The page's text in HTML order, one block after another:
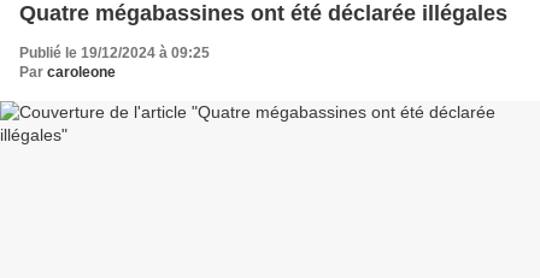
Quatre mégabassines ont été déclarée illégales
Publié le 19/12/2024 à 09:25
Par caroleone